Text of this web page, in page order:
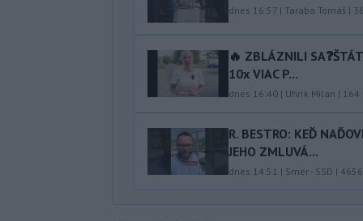
dnes 16:57 | Taraba Tomáš |
🔥 ZBLÁZNILI
10x VIAC P...
dnes 16:40 | Uhrík Milan | 164
R. BESTRO: KEĎ
JEHO ZMLUVÁ...
dnes 14:51 | Smer - SSD | 4656